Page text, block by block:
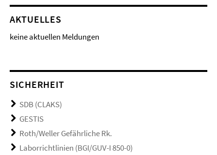
AKTUELLES
keine aktuellen Meldungen
SICHERHEIT
SDB (CLAKS)
GESTIS
Roth/Weller Gefährliche Rk.
Laborrichtlinien (BGI/GUV-I 850-0)